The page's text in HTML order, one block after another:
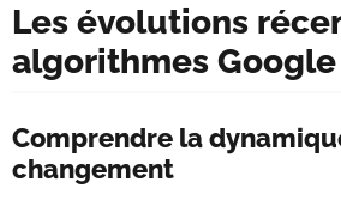
Les évolutions
algorithmes Google
Comprendre la
changement